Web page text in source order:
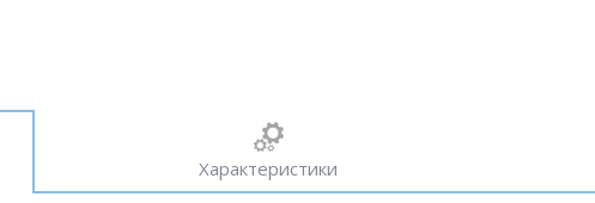
Характеристики